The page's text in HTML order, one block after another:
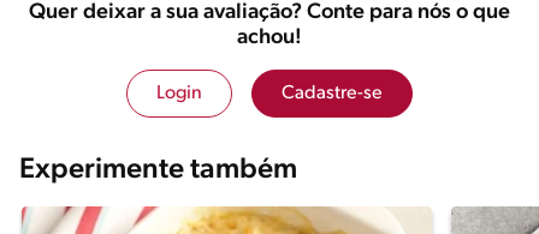
Quer deixar a sua avaliação? Conte para nós o que
achou!
Login Cadastre-se
Experimente também